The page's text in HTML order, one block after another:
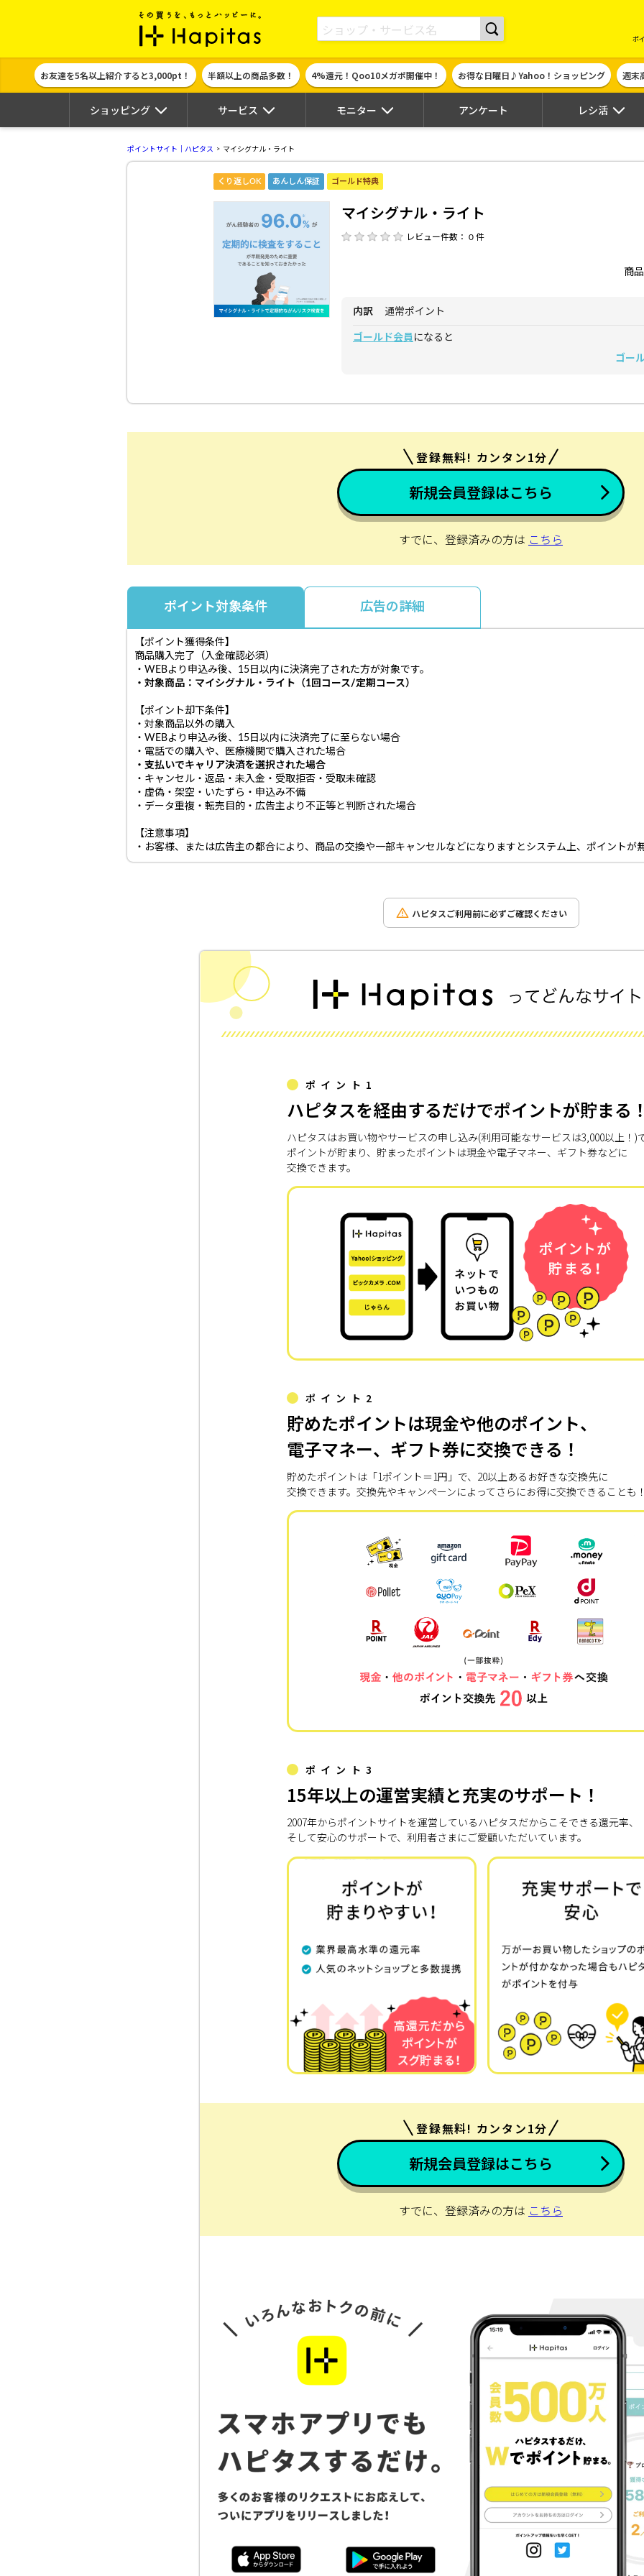
ポイント貯めて現金やギフト券に交換できるポイントサイト | ハピタス
ポ
お友達を5名以上紹介すると3,000pt！ 半額以上の商品多数！ 4%還元！Qoo10メガポ開催中！ お得な日曜日♪Yahoo！ショッピング 週末
ショッピング サービス モニター アンケート レシ活
ポイントサイト｜ハピタス マイシグナル・ライト
くり返しOK あんしん保証 ゴールド特典
マイシグナル・ライト
レビュー件数： 0 件
商
内訳 通常ポイント
ゴールド会員 になると
ゴー
登録無料! カンタン1分
新規会員登録はこちら
すでに、登録済みの方は こちら
ポイント対象条件 広告の詳細
【ポイント獲得条件】
商品購入完了（入金確認必須）
・WEBより申込み後、15日以内に決済完了された方が対象です。
・対象商品： マイシグナル・ライト（1回コース/定期コース）
【ポイント却下条件】
・対象商品以外の購入
・WEBより申込み後、15日以内に決済完了に至らない場合
・電話での購入や、医療機関で購入された場合
・支払いでキャリア決済を選択された場合
・キャンセル・返品・未入金・受取拒否・受取未確認
・虚偽・架空・いたずら・申込み不備
・データ重複・転売目的・広告主より不正等と判断された場合
【注意事項】
・お客様、または広告主の都合により、商品の交換や一部キャンセルなどになりますとシステム上、ポイントが
ハピタスご利用前に必ずご確認ください
ポイント1
ハピタスを経由するだけでポイントが貯まる
ハピタスはお買い物やサービスの申し込み(利用可能なサービスは3,000以上！)
ポイントが貯まり、貯まったポイントは現金や電子マネー、ギフト券などに
交換できます。
ポイント2
貯めたポイントは現金や他のポイント、
電子マネー、ギフト券に交換できる！
貯めたポイントは「1ポイント＝1円」で、20以上あるお好きな交換先に
交換できます。交換先やキャンペーンによってさらにお得に交換できることも
ポイント3
15年以上の運営実績と充実のサポート！
2007年からポイントサイトを運営しているハピタスだからこそできる還元率、
そして安心のサポートで、利用者さまにご愛顧いただいています。
登録無料! カンタン1分
新規会員登録はこちら
すでに、登録済みの方は こちら